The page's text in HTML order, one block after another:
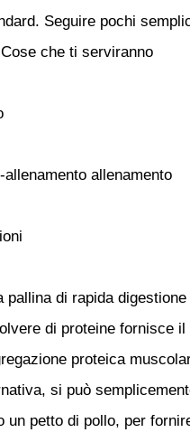
Seguire pochi
che ti serviranno
allenamento
pallina di rapida
di proteine ​​fornisce
proteica
si può
un petto di pollo, per